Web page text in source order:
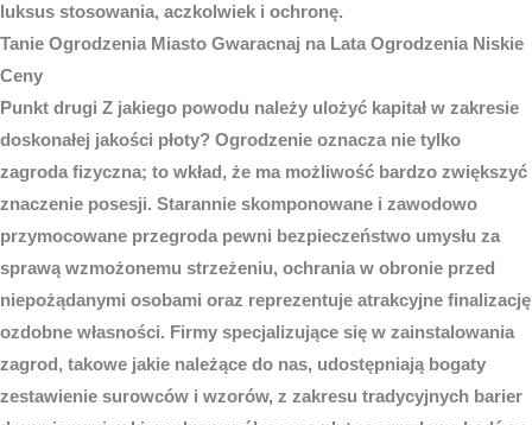
luksus stosowania, aczkolwiek i ochronę.
Tanie Ogrodzenia Miasto Gwaracnaj na Lata Ogrodzenia Niskie
Ceny
Punkt drugi Z jakiego powodu należy ulożyć kapitał w zakresie
doskonałej jakości płoty? Ogrodzenie oznacza nie tylko
zagroda fizyczna; to wkład, że ma możliwość bardzo zwiększyć
znaczenie posesji. Starannie skomponowane i zawodowo
przymocowane przegroda pewni bezpieczeństwo umysłu za
sprawą wzmożonemu strzeżeniu, ochrania w obronie przed
niepożądanymi osobami oraz reprezentuje atrakcyjne finalizację
ozdobne własności. Firmy specjalizujące się w zainstalowania
zagrod, takowe jakie należące do nas, udostępniają bogaty
zestawienie surowców i wzorów, z zakresu tradycyjnych barier